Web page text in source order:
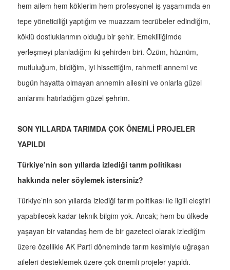
hem ailem hem köklerim hem profesyonel iş yaşamımda en
tepe yöneticiliği yaptığım ve muazzam tecrübeler edindiğim,
köklü dostluklarımın olduğu bir şehir. Emekliliğimde
yerleşmeyi planladığım iki şehirden biri. Özüm, hüznüm,
mutluluğum, bildiğim, iyi hissettiğim, rahmetli annemi ve
bugün hayatta olmayan annemin ailesini ve onlarla güzel
anılarımı hatırladığım güzel şehrim.
SON YILLARDA TARIMDA ÇOK ÖNEMLİ PROJELER
YAPILDI
Türkiye’nin son yıllarda izlediği tarım politikası
hakkında neler söylemek istersiniz?
Türkiye’nin son yıllarda izlediği tarım politikası ile ilgili eleştiri
yapabilecek kadar teknik bilgim yok. Ancak; hem bu ülkede
yaşayan bir vatandaş hem de bir gazeteci olarak izlediğim
üzere özellikle AK Parti döneminde tarım kesimiyle uğraşan
aileleri desteklemek üzere çok önemli projeler yapıldı.